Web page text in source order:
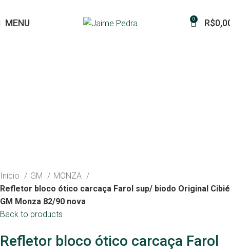
MENU 0 R$
Início GM
MONZA
Refletor bloco ótico carcaça Farol sup/ biodo Original Cibié
GM Monza 82/90 nova
Back to products
Refletor bloco ótico carcaça Farol